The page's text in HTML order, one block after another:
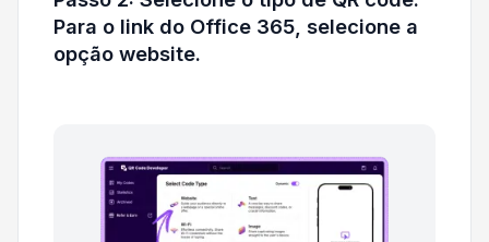
Para o link do Office 365, selecione a
opção website.